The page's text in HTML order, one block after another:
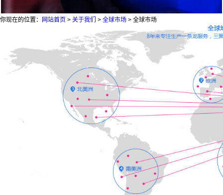
你现在的位置： 网站首页 > 关于我们 > 全球市场 > 全球市场